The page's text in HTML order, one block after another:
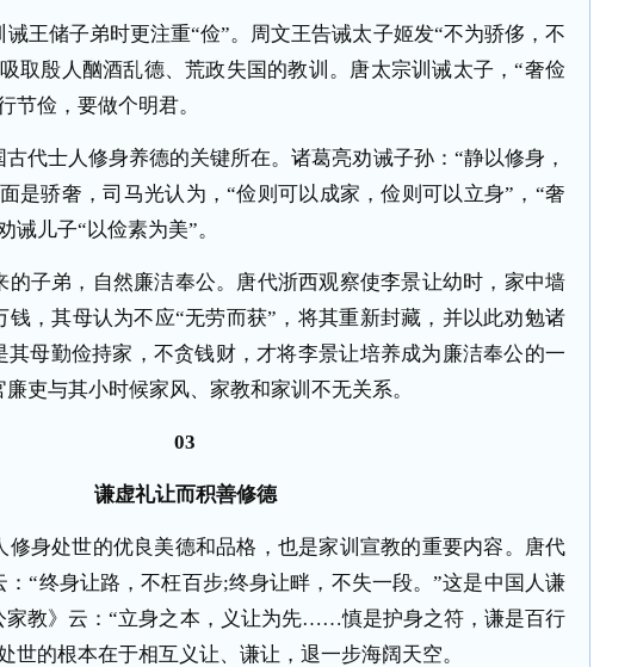
储子弟时更注重“俭”。周文王告诫太子姬发“不为骄侈，不
取殷人酗酒乱德、荒政失国的教训。唐太宗训诫太子，“奢俭
节俭，要做个明君。
士人修身养德的关键所在。诸葛亮劝诫子孙：“静以修身，
是骄奢，司马光认为，“俭则可以成家，俭则可以立身”，“奢
诫儿子“以俭素为美”。
子弟，自然廉洁奉公。唐代浙西观察使李景让幼时，家中墙
钱，其母认为不应“无劳而获”，将其重新封藏，并以此劝勉诸
其母勤俭持家，不贪钱财，才将李景让培养成为廉洁奉公的一
吏与其小时候家风、家教和家训不无关系。
03
谦虚礼让而积善修德
身处世的优良美德和品格，也是家训宣教的重要内容。唐代
“终身让路，不枉百步;终身让畔，不失一段。”这是中国人谦
家教》云：“立身之本，义让为先……慎是护身之符，谦是百行
世的根本在于相互义让、谦让，退一步海阔天空。